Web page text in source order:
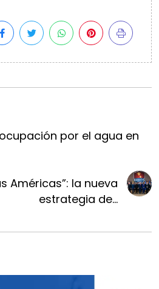
por el agua en
Américas”: la nueva
estrategia de...